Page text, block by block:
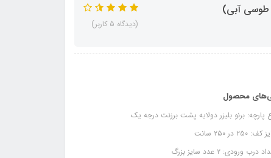
(دیدگاه 5 کاربر)
محصول
پارچه: برنو بلیزر دولایه پشت برزنت درجه یک
۲۵۰ در ۲۵۰ سانت
درب ورودی: ۲ عدد سایز بزرگ